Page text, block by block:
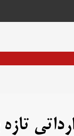
تازه